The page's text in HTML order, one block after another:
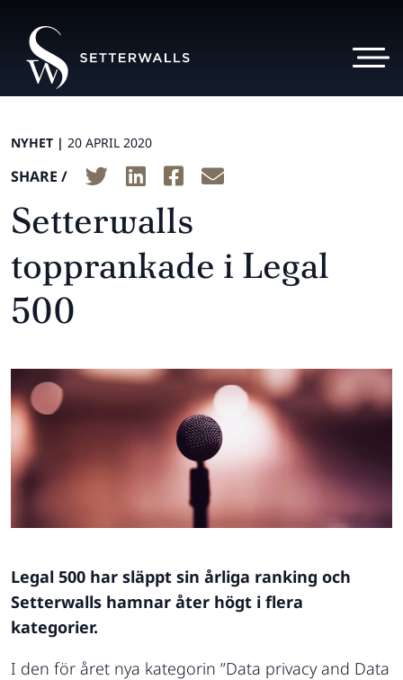
NYHET | 20 APRIL 2020
SHARE /
Setterwalls
topprankade i Legal
500
Legal 500 har släppt sin årliga ranking och
Setterwalls hamnar åter högt i flera
kategorier.
I den för året nya kategorin ”Data privacy and Data